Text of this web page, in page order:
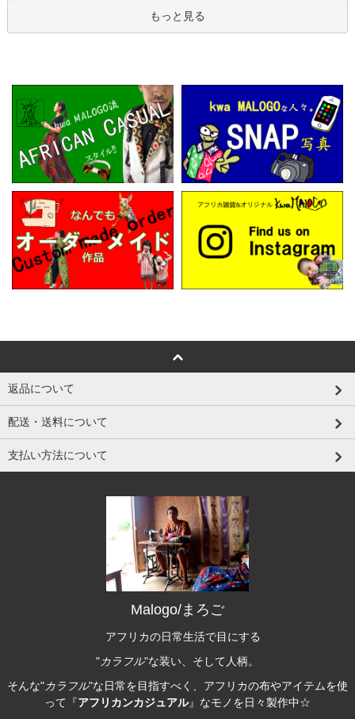
もっと見る
返品について
配送・送料について
支払い方法について
Malogo/まろご
アフリカの日常生活で目にする
"カラフル"な装い、そして人柄。
そんな"カラフル"な日常を目指すべく、アフリカの布やアイテムを使
って『アフリカンカジュアル』なモノを日々製作中☆